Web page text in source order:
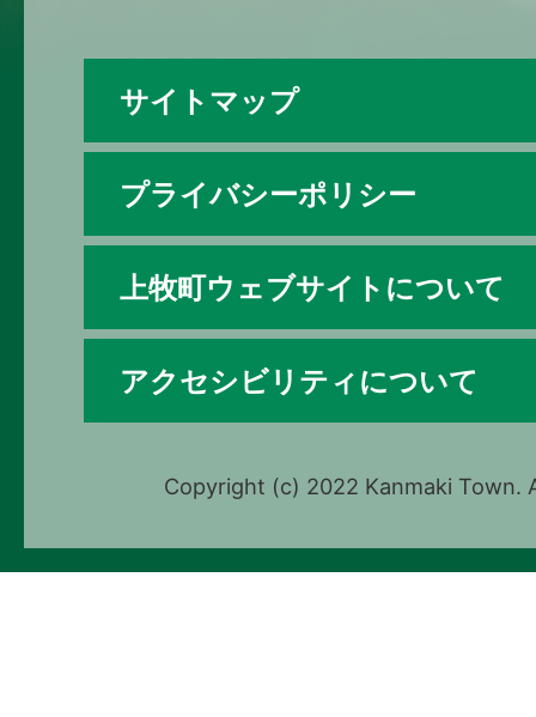
サイトマップ
プライバシーポリシー
上牧町ウェブサイトについて
アクセシビリティについて
Copyright (c) 2022 Kanmaki Town.